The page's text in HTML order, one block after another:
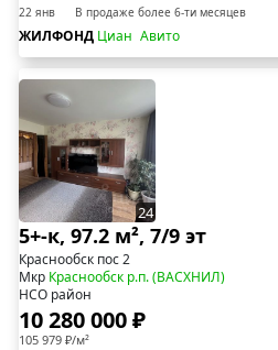
22 янв В продаже более 6-ти месяцев
ЖИЛФОНД Циан Авито
24
5+-к, 97.2 м², 7/9 эт
Краснообск пос 2
Мкр Краснообск р.п. (ВАСХНИЛ)
НСО район
10 280 000 ₽
105 979 ₽/м²